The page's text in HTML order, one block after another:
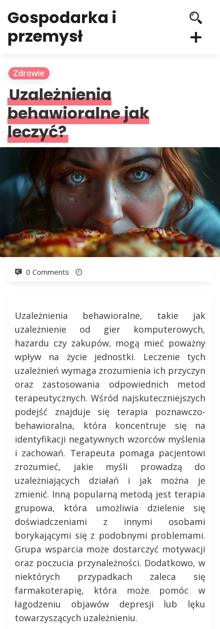
Gospodarka i
przemysł
Zdrowie
Uzależnienia
behawioralne jak
leczyć?
0 Comments
Uzależnienia behawioralne, takie jak
uzależnienie od gier komputerowych,
hazardu czy zakupów, mogą mieć poważny
wpływ na życie jednostki. Leczenie tych
uzależnień wymaga zrozumienia ich przyczyn
oraz zastosowania odpowiednich metod
terapeutycznych. Wśród najskuteczniejszych
podejść znajduje się terapia poznawczo-
behawioralna, która koncentruje się na
identyfikacji negatywnych wzorców myślenia
i zachowań. Terapeuta pomaga pacjentowi
zrozumieć, jakie myśli prowadzą do
uzależniających działań i jak można je
zmienić. Inną popularną metodą jest terapia
grupowa, która umożliwia dzielenie się
doświadczeniami z innymi osobami
borykającymi się z podobnymi problemami.
Grupa wsparcia może dostarczyć motywacji
oraz poczucia przynależności. Dodatkowo, w
niektórych przypadkach zaleca się
farmakoterapię, która może pomóc w
łagodzeniu objawów depresji lub lęku
towarzyszących uzależnieniu.